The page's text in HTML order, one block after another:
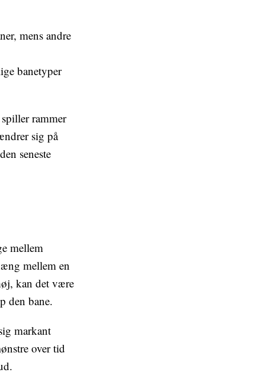
mens andre
banetyper
rammer
sig på
seneste
mellem
mellem en
kan det være
den bane.
markant
over tid